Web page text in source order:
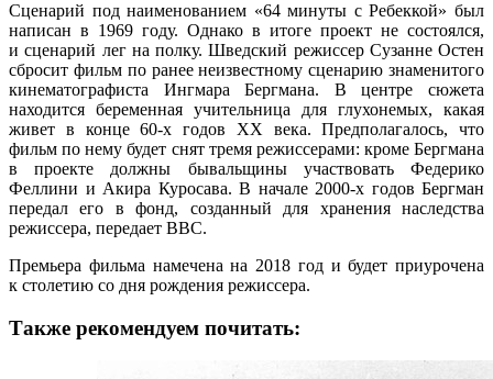
Сценарий под наименованием «64 минуты с Ребеккой» был
написан в 1969 году. Однако в итоге проект не состоялся,
и сценарий лег на полку. Шведский режиссер Сузанне Остен
сбросит фильм по ранее неизвестному сценарию знаменитого
кинематографиста Ингмара Бергмана. В центре сюжета
находится беременная учительница для глухонемых, какая
живет в конце 60-х годов XX века. Предполагалось, что
фильм по нему будет снят тремя режиссерами: кроме Бергмана
в проекте должны бывальщины участвовать Федерико
Феллини и Акира Куросава. В начале 2000-х годов Бергман
передал его в фонд, созданный для хранения наследства
режиссера, передает ВВС.
Премьера фильма намечена на 2018 год и будет приурочена
к столетию со дня рождения режиссера.
Также рекомендуем почитать: